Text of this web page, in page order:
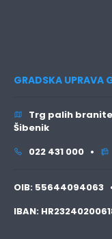
GRADSKA UPRAVA
Trg palih
Šibenik
022 431 000 •
OIB: 55644094063
IBAN: